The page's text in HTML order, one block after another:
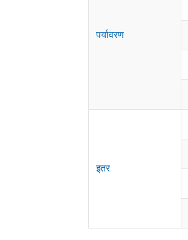
पर्यावरण
इतर